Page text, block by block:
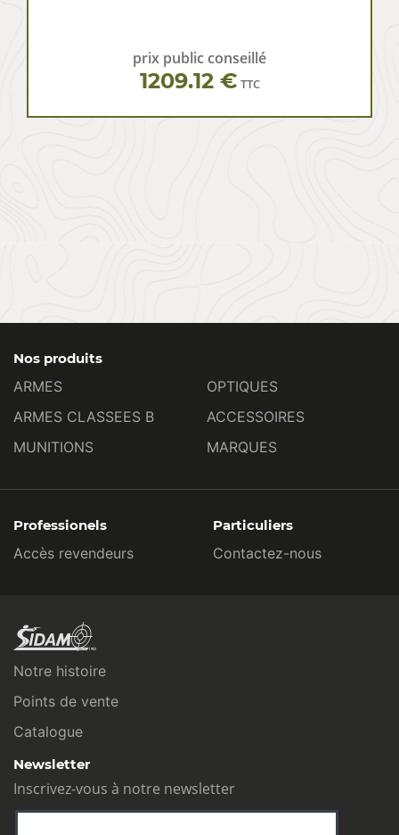
prix public conseillé
1209.12 € TTC
Nos produits
ARMES
ARMES CLASSEES B
MUNITIONS
OPTIQUES
ACCESSOIRES
MARQUES
Professionels
Accès revendeurs
Particuliers
Contactez-nous
Notre histoire
Points de vente
Catalogue
Newsletter
Inscrivez-vous à notre newsletter